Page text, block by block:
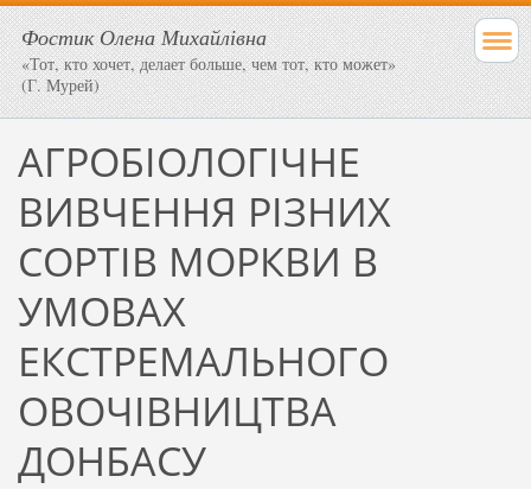
Фостик Олена Михайлівна
«Тот, кто хочет, делает больше, чем тот, кто может»
(Г. Мурей)
АГРОБІОЛОГІЧНЕ
ВИВЧЕННЯ РІЗНИХ
СОРТІВ МОРКВИ В
УМОВАХ
ЕКСТРЕМАЛЬНОГО
ОВОЧІВНИЦТВА
ДОНБАСУ